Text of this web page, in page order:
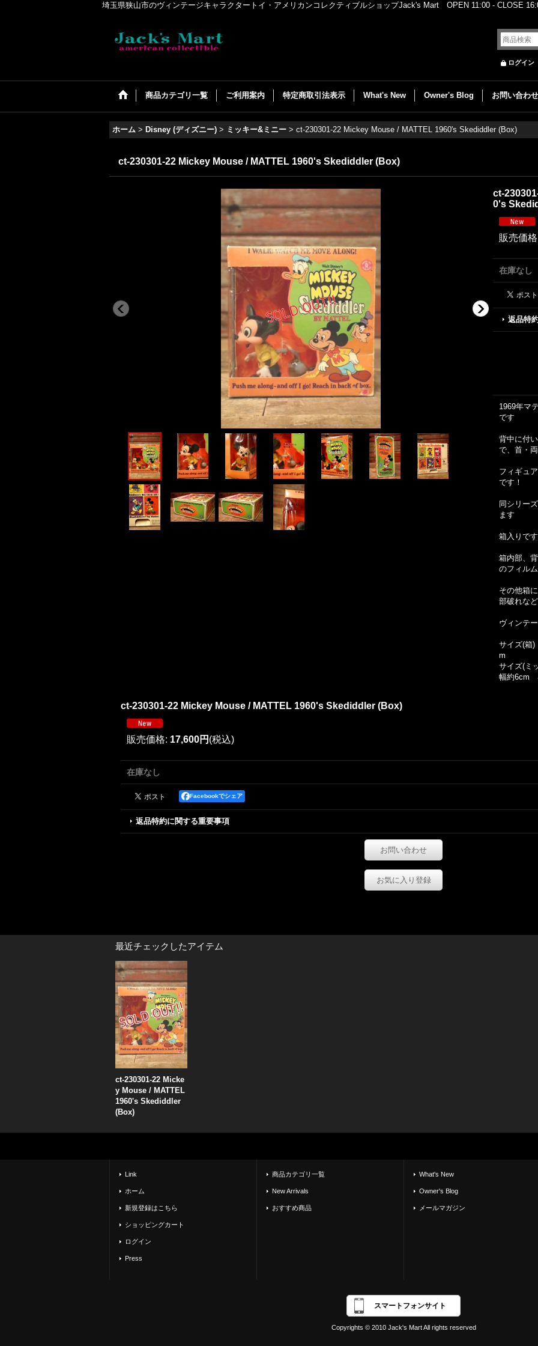
埼玉県狭山市のヴィンテージキャラクタートイ・アメリカンコレクティブルショップJack's Mart OPEN 11:00 - CLOSE
ログイン
商品カテゴリ一覧 ご利用案内 特定商取引法表示 What's New Owner's Blog お問い合わせ
ホーム > Disney (ディズニー) > ミッキー&ミニー > ct-230301-22 Mickey Mouse / MATTEL 1960's Skediddler (Box)
ct-230301-22 Mickey Mouse / MATTEL 1960's Skediddler (Box)
ct-
0's
販売価格
在庫なし
返品特
1969年マ
です
背中に付
で、首・
フィギュ
です！
同シリー
ます
箱入りで
箱内部、
のフィル
その他箱
部破れな
ヴィンテ
サイズ(箱
m
サイズ(ミ
幅約6cm
ct-230301-22 Mickey Mouse / MATTEL 1960's Skediddler (Box)
販売価格: 17,600円 (税込)
在庫なし
Facebookでシェア
返品特約に関する重要事項
お問い合わせ
お気に入り登録
最近チェックしたアイテム
ct-230301-22 Micke
y Mouse / MATTEL
1960's Skediddler
(Box)
Link
ホーム
新規登録はこちら
ショッピングカート
ログイン
Press
商品カテゴリ一覧
New Arrivals
おすすめ商品
What's New
Owner's Blog
メールマガジン
スマートフォンサイト
Copyrights © 2010 Jack's Mart All rights reserved